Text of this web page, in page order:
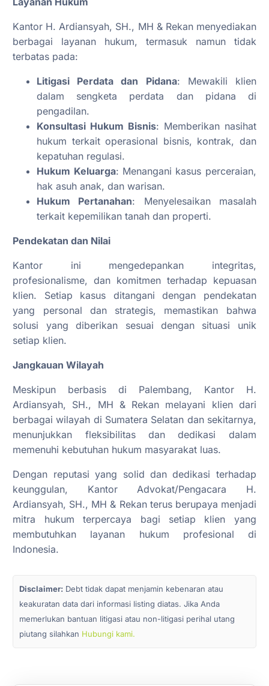
Kantor H. Ardiansyah, SH., MH & Rekan menyediakan
berbagai layanan hukum, termasuk namun tidak
terbatas pada:
Litigasi Perdata dan Pidana: Mewakili klien
dalam sengketa perdata dan pidana di
pengadilan.
Konsultasi Hukum Bisnis: Memberikan nasihat
hukum terkait operasional bisnis, kontrak, dan
kepatuhan regulasi.
Hukum Keluarga: Menangani kasus perceraian,
hak asuh anak, dan warisan.
Hukum Pertanahan: Menyelesaikan masalah
terkait kepemilikan tanah dan properti.
Pendekatan dan Nilai
Kantor ini mengedepankan integritas,
profesionalisme, dan komitmen terhadap kepuasan
klien. Setiap kasus ditangani dengan pendekatan
yang personal dan strategis, memastikan bahwa
solusi yang diberikan sesuai dengan situasi unik
setiap klien.
Jangkauan Wilayah
Meskipun berbasis di Palembang, Kantor H.
Ardiansyah, SH., MH & Rekan melayani klien dari
berbagai wilayah di Sumatera Selatan dan sekitarnya,
menunjukkan fleksibilitas dan dedikasi dalam
memenuhi kebutuhan hukum masyarakat luas.
Dengan reputasi yang solid dan dedikasi terhadap
keunggulan, Kantor Advokat/Pengacara H.
Ardiansyah, SH., MH & Rekan terus berupaya menjadi
mitra hukum terpercaya bagi setiap klien yang
membutuhkan layanan hukum profesional di
Indonesia.
Disclaimer: Debt tidak dapat menjamin kebenaran atau
keakuratan data dari informasi listing diatas. Jika Anda
memerlukan bantuan litigasi atau non-litigasi perihal utang
piutang silahkan Hubungi kami.